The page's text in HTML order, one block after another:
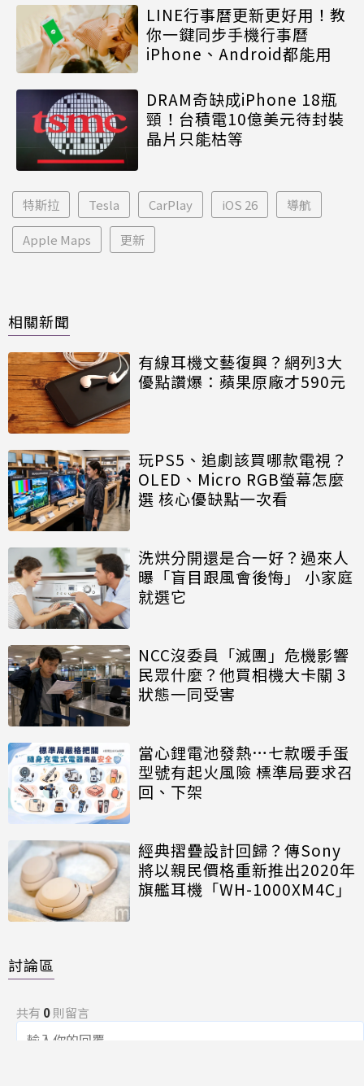
LINE行事曆更新更好用！教
你一鍵同步手機行事曆
iPhone、Android都能用
DRAM奇缺成iPhone 18瓶
頸！台積電10億美元待封裝
晶片只能枯等
特斯拉 Tesla CarPlay iOS 26 導航
Apple Maps 更新
相關新聞
有線耳機文藝復興？網列3大
優點讚爆：蘋果原廠才590元
玩PS5、追劇該買哪款電視？
OLED、Micro RGB螢幕怎麼
選 核心優缺點一次看
洗烘分開還是合一好？過來人
曝「盲目跟風會後悔」 小家庭
就選它
NCC沒委員「滅團」危機影響
民眾什麼？他買相機大卡關 3
狀態一同受害
當心鋰電池發熱…七款暖手蛋
型號有起火風險 標準局要求召
回、下架
經典摺疊設計回歸？傳Sony
將以親民價格重新推出2020年
旗艦耳機「WH-1000XM4C」
討論區
共有 0則留言